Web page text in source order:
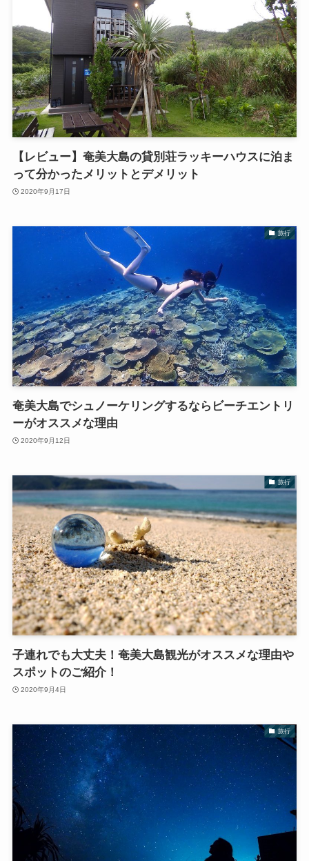
【レビュー】奄美大島の貸別荘ラッキーハウスに泊ま
って分かったメリットとデメリット
2020年9月17日
旅行
奄美大島でシュノーケリングするならビーチエントリ
ーがオススメな理由
2020年9月12日
旅行
子連れでも大丈夫！奄美大島観光がオススメな理由や
スポットのご紹介！
2020年9月4日
旅行